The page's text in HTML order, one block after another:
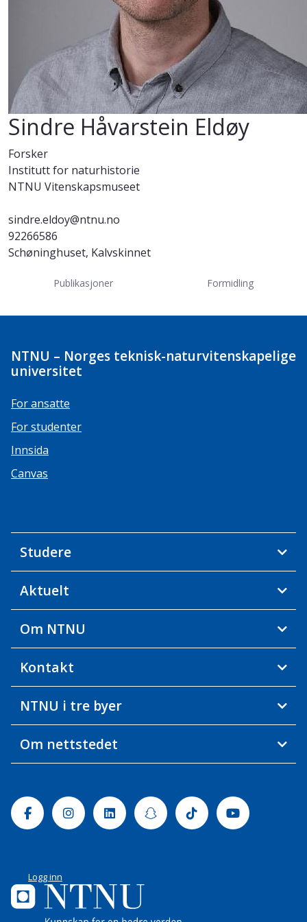
Sindre Håvarstein Eldøy
Forsker
Institutt for naturhistorie
NTNU Vitenskapsmuseet
sindre.eldoy@ntnu.no
92266586
Schøninghuset, Kalvskinnet
Publikasjoner Formidling
NTNU – Norges teknisk-naturvitenskapelige
universitet
For ansatte
For studenter
Innsida
Canvas
Studere
Aktuelt
Om NTNU
Kontakt
NTNU i tre byer
Om nettstedet
FacebookInstagramLinkedinSnapchatTiktok Youtube
Logg inn